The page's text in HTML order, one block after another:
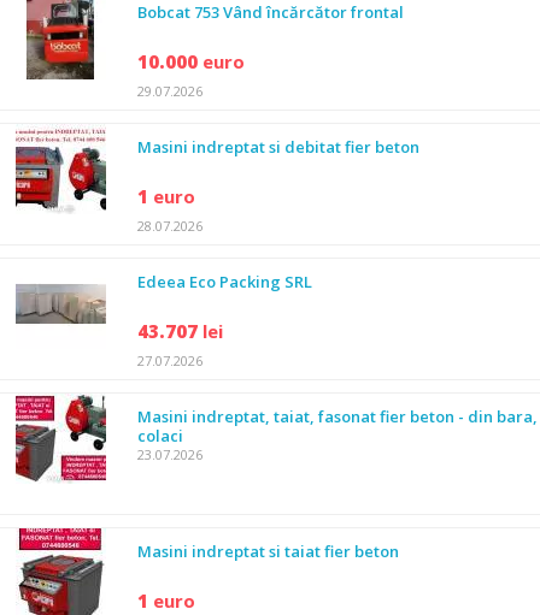
Bobcat 753 Vând încărcător frontal
10.000 euro
29.07.2026
Masini indreptat si debitat fier beton
1 euro
28.07.2026
Edeea Eco Packing SRL
43.707 lei
27.07.2026
Masini indreptat, taiat, fasonat fier beton - din bara,
colaci
23.07.2026
Masini indreptat si taiat fier beton
1 euro